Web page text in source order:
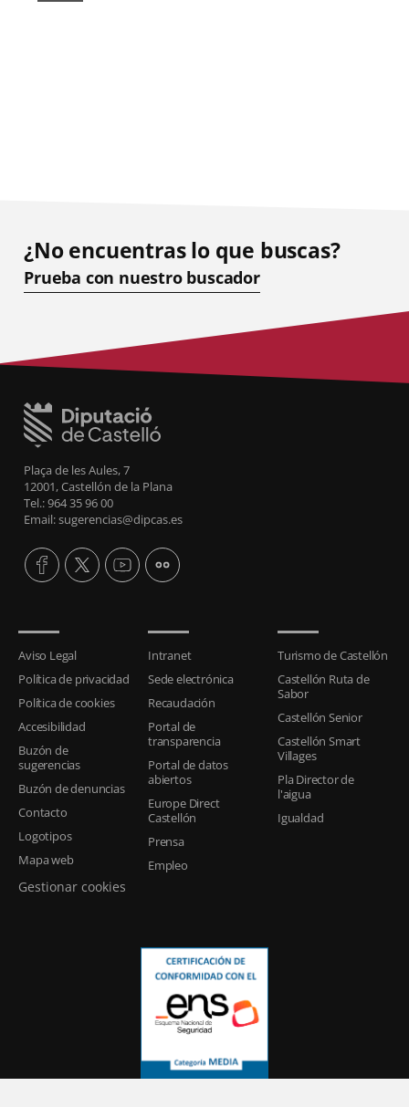
¿No encuentras lo que buscas?
Prueba con nuestro buscador
Plaça de les Aules, 7
12001, Castellón de la Plana
Tel.: 964 35 96 00
Email: sugerencias@dipcas.es
Aviso Legal
Política de privacidad
Política de cookies
Accesibilidad
Buzón de
sugerencias
Buzón de denuncias
Contacto
Logotipos
Mapa web
Gestionar cookies
Intranet
Sede electrónica
Recaudación
Portal de
transparencia
Portal de datos
abiertos
Europe Direct
Castellón
Prensa
Empleo
Turismo de Castellón
Castellón Ruta de
Sabor
Castellón Senior
Castellón Smart
Villages
Pla Director de
l'aigua
Igualdad